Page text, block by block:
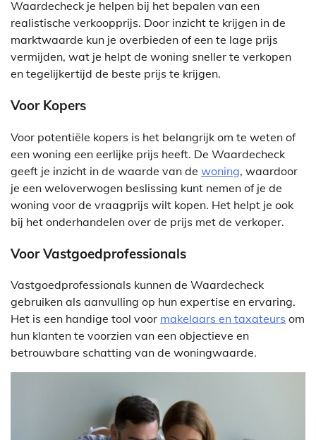
Waardecheck je helpen bij het bepalen van een
realistische verkoopprijs. Door inzicht te krijgen in de
marktwaarde kun je overbieden of een te lage prijs
vermijden, wat je helpt de woning sneller te verkopen
en tegelijkertijd de beste prijs te krijgen.
Voor Kopers
Voor potentiële kopers is het belangrijk om te weten of
een woning een eerlijke prijs heeft. De Waardecheck
geeft je inzicht in de waarde van de woning, waardoor
je een weloverwogen beslissing kunt nemen of je de
woning voor de vraagprijs wilt kopen. Het helpt je ook
bij het onderhandelen over de prijs met de verkoper.
Voor Vastgoedprofessionals
Vastgoedprofessionals kunnen de Waardecheck
gebruiken als aanvulling op hun expertise en ervaring.
Het is een handige tool voor makelaars en taxateurs om
hun klanten te voorzien van een objectieve en
betrouwbare schatting van de woningwaarde.